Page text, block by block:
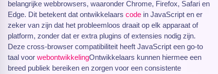
belangrijke webbrowsers, waaronder Chrome, Firefox, Safari en
Edge. Dit betekent dat ontwikkelaars code in JavaScript en er
zeker van zijn dat het probleemloos draait op elk apparaat of
platform, zonder dat er extra plugins of extensies nodig zijn.
Deze cross-browser compatibiliteit heeft JavaScript een go-to
taal voor webontwikkelingOntwikkelaars kunnen hiermee een
breed publiek bereiken en zorgen voor een consistente